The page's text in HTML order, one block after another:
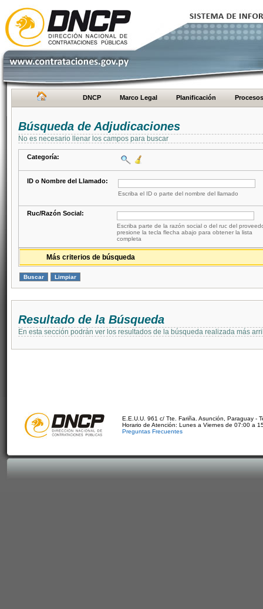
DNCP Marco Legal Planificación Procesos
Búsqueda de Adjudicaciones
No es necesario llenar los campos para buscar
Categoría:
ID o Nombre del Llamado:
Escriba el ID o parte del nombre del llamado
Ruc/Razón Social:
Escriba parte de la razón social o del ruc del
presione la tecla flecha abajo para obtener la lista
completa
Más criterios de búsqueda
Resultado de la Búsqueda
En esta sección podrán ver los resultados de la búsqueda realizada más
E.E.U.U. 961 c/ Tte. Fariña. Asunción, Paraguay -
Horario de Atención: Lunes a Viernes de 07:00 a
Preguntas Frecuentes